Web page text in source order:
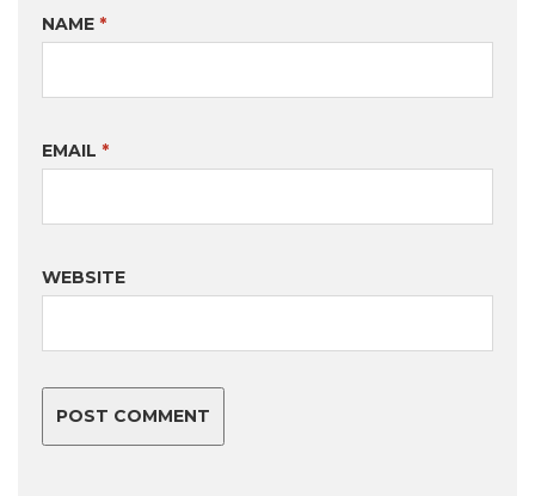
NAME *
EMAIL *
WEBSITE